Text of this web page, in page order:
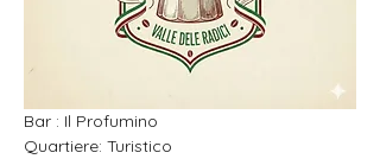
Bar : Il Profumino
Quartiere: Turistico